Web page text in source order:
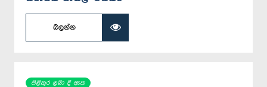
බලන්න
පිළිතුර ලබා දී ඇත